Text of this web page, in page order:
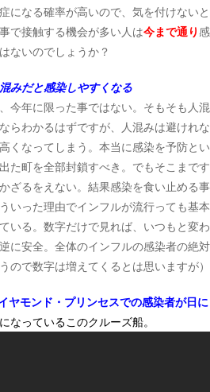
になる確率が高いので、気を付けない
で接触する機会が多い人は今まで通り
ないのでしょうか？
みだと感染しやすくなる
今年に限った事ではない。そもそも人
らわかるはずですが、人混みは避けれ
くなってしまう。本当に感染を予防と
た町を全部封鎖すべき。でもそこまで
ざるをえない。結果感染を食い止める
いった理由でインフルが流行っても基
いる。数字だけで見れば、いつもと変
に安全。全体のインフルの感染者の絶
ので数字は増えてくるとは思いますが）
モンド・プリンセスでの感染者が日に
なっているこのクルーズ船。